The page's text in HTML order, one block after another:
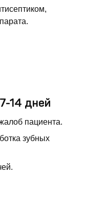
14 дней
пациента.
зубных